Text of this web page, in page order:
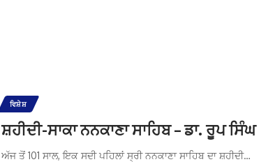
ਵਿਸ਼ੇਸ਼
ਸ਼ਹੀਦੀ-ਸਾਕਾ ਨਨਕਾਣਾ ਸਾਹਿਬ – ਡਾ. ਰੂਪ ਸਿੰਘ
ਅੱਜ ਤੋਂ 101 ਸਾਲ, ਇਕ ਸਦੀ ਪਹਿਲਾਂ ਸ੍ਰੀ ਨਨਕਾਣਾ ਸਾਹਿਬ ਦਾ ਸ਼ਹੀਦੀ…